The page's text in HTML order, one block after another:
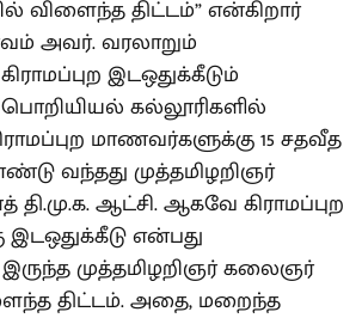
விளைந்த திட்டம்” என்கிறார்
அவர். வரலாறும்
இடஒதுக்கீடும்
கல்லூரிகளில்
மாணவர்களுக்கு 15 சதவீத
வந்தது முத்தமிழறிஞர்
ஆட்சி. ஆகவே கிராமப்புற
என்பது
முத்தமிழறிஞர் கலைஞர்
திட்டம். அதை, மறைந்த